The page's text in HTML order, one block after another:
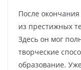
После
из престижных
Здесь он мог
творческие
образование.